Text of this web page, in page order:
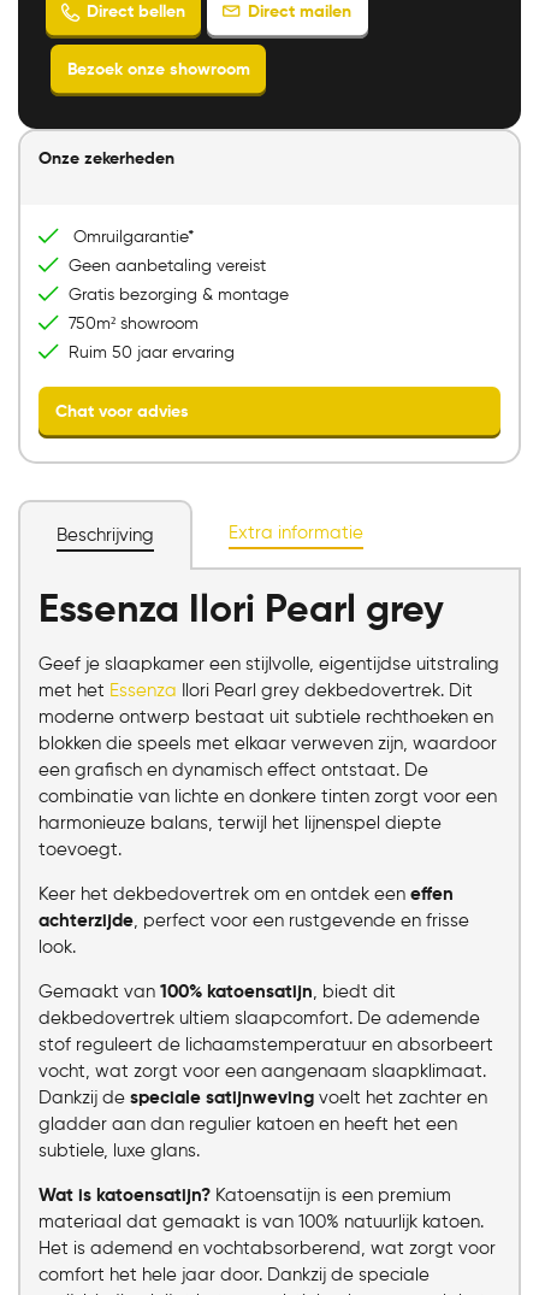
Direct bellen
Bezoek onze showroom
Onze zekerheden
Omruilgarantie*
Geen aanbetaling vereist
Gratis bezorging & montage
750m² showroom
Ruim 50 jaar ervaring
Chat voor advies
Beschrijving Extra informatie
Essenza Ilori Pearl grey
Geef je slaapkamer een stijlvolle, eigentijdse uitstraling
met het Essenza Ilori Pearl grey dekbedovertrek. Dit
moderne ontwerp bestaat uit subtiele rechthoeken en
blokken die speels met elkaar verweven zijn, waardoor
een grafisch en dynamisch effect ontstaat. De
combinatie van lichte en donkere tinten zorgt voor een
harmonieuze balans, terwijl het lijnenspel diepte
toevoegt.
Keer het dekbedovertrek om en ontdek een effen
achterzijde, perfect voor een rustgevende en frisse
look.
Gemaakt van 100% katoensatijn, biedt dit
dekbedovertrek ultiem slaapcomfort. De ademende
stof reguleert de lichaamstemperatuur en absorbeert
vocht, wat zorgt voor een aangenaam slaapklimaat.
Dankzij de speciale satijnweving voelt het zachter en
gladder aan dan regulier katoen en heeft het een
subtiele, luxe glans.
Wat is katoensatijn? Katoensatijn is een premium
materiaal dat gemaakt is van 100% natuurlijk katoen.
Het is ademend en vochtabsorberend, wat zorgt voor
comfort het hele jaar door. Dankzij de speciale